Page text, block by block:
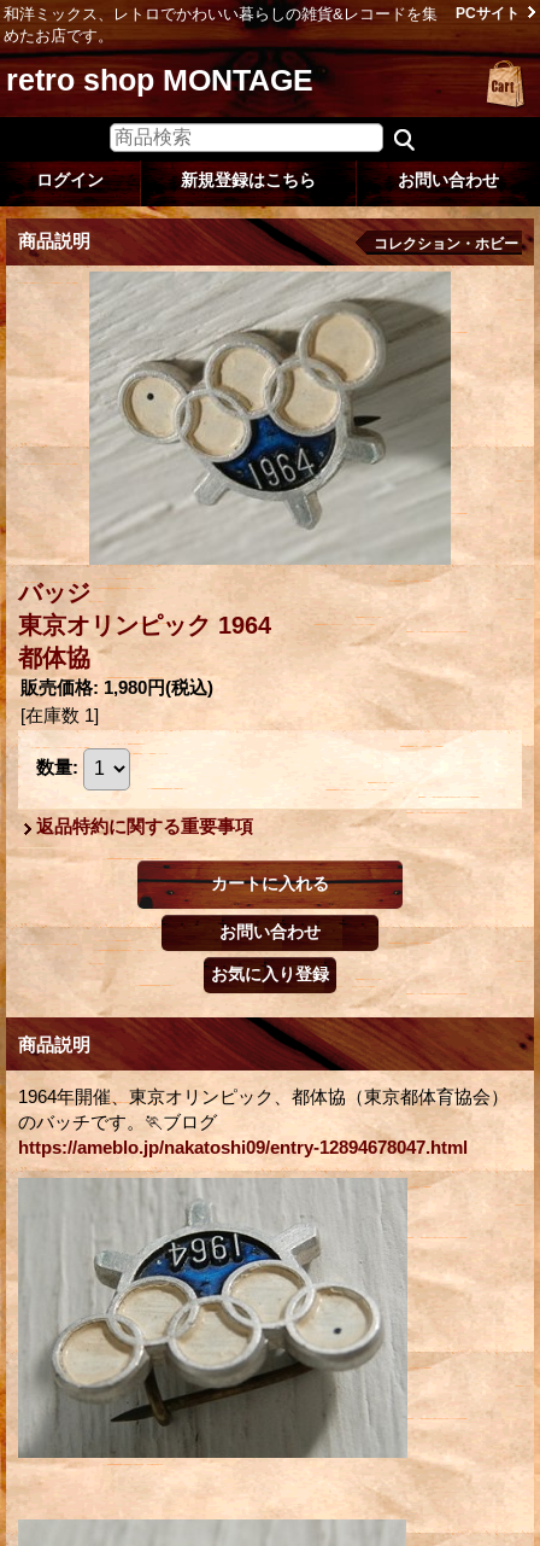
和洋ミックス、レトロでかわいい暮らしの雑貨&レコードを集
めたお店です。
PCサイト
retro shop MONTAGE
ログイン 新規登録はこちら お問い合わせ
商品説明 コレクション・ホビー
バッジ
東京オリンピック 1964
都体協
販売価格: 1,980円(税込)
[在庫数 1]
数量:
返品特約に関する重要事項
商品説明
1964年開催、東京オリンピック、都体協（東京都体育協会）
のバッチです。🏃ブログ
https://ameblo.jp/nakatoshi09/entry-12894678047.html